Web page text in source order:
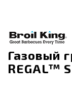
Газовый
REGAL™